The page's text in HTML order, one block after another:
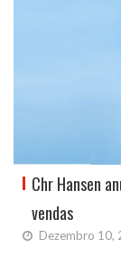
Chr Hansen
vendas
Dezembro 10,